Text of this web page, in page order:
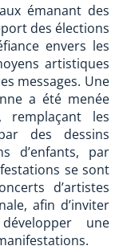
émanant des
des élections
envers les
artistiques
messages. Une
a été menée
remplaçant les
des dessins
d’enfants, par
se sont
d’artistes
afin d’inviter
une